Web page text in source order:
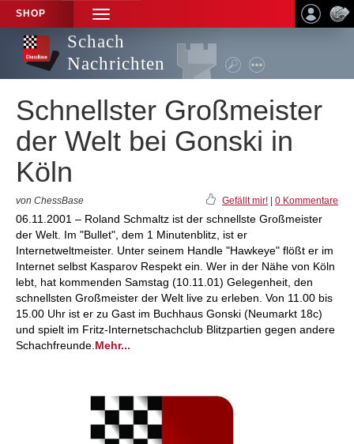
SHOP
TOGGLE
NAVIGATION
Schach
Nachrichten
Schnellster Großmeister
der Welt bei Gonski in
Köln
von ChessBase Gefällt mir! 0 Kommentare
06.11.2001 – Roland Schmaltz ist der schnellste Großmeister
der Welt. Im "Bullet", dem 1 Minutenblitz, ist er
Internetweltmeister. Unter seinem Handle "Hawkeye" flößt er im
Internet selbst Kasparov Respekt ein. Wer in der Nähe von Köln
lebt, hat kommenden Samstag (10.11.01) Gelegenheit, den
schnellsten Großmeister der Welt live zu erleben. Von 11.00 bis
15.00 Uhr ist er zu Gast im Buchhaus Gonski (Neumarkt 18c)
und spielt im Fritz-Internetschachclub Blitzpartien gegen andere
Schachfreunde. Mehr...